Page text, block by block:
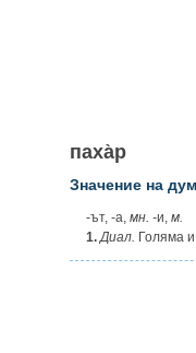
паха̀р
Значение на
‑ът, ‑а, мн. ‑и, м.
1.Диал. Голяма